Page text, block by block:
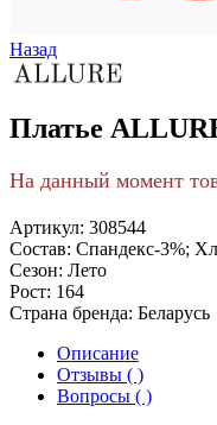
Назад
Платье
На данный момент
Артикул: 308544
Состав: Спандекс-3%;
Сезон: Лето
Рост: 164
Страна бренда: Беларусь
Описание
Отзывы ( )
Вопросы ( )